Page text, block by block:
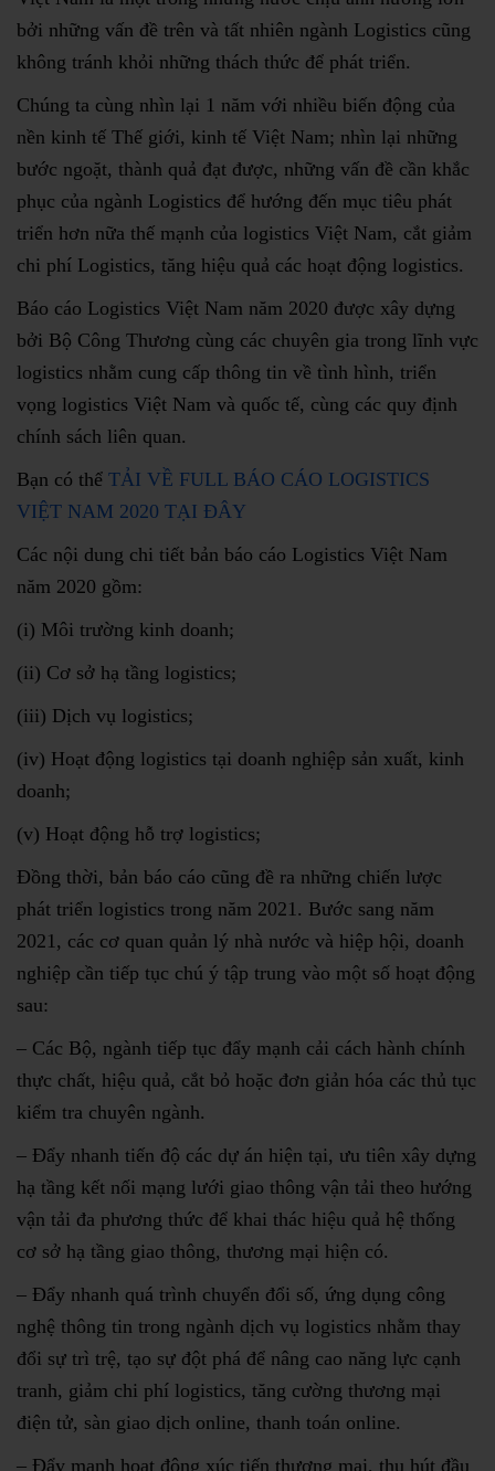
bởi những vấn đề trên và tất nhiên ngành Logistics cũng
không tránh khỏi những thách thức để phát triển.
Chúng ta cùng nhìn lại 1 năm với nhiều biến động của
nền kinh tế Thế giới, kinh tế Việt Nam; nhìn lại những
bước ngoặt, thành quả đạt được, những vấn đề cần khắc
phục của ngành Logistics để hướng đến mục tiêu phát
triển hơn nữa thế mạnh của logistics Việt Nam, cắt giảm
chi phí Logistics, tăng hiệu quả các hoạt động logistics.
Báo cáo Logistics Việt Nam năm 2020 được xây dựng
bởi Bộ Công Thương cùng các chuyên gia trong lĩnh vực
logistics nhằm cung cấp thông tin về tình hình, triển
vọng logistics Việt Nam và quốc tế, cùng các quy định
chính sách liên quan.
Bạn có thể TẢI VỀ FULL BÁO CÁO LOGISTICS
VIỆT NAM 2020 TẠI ĐÂY
Các nội dung chi tiết bản báo cáo Logistics Việt Nam
năm 2020 gồm:
(i) Môi trường kinh doanh;
(ii) Cơ sở hạ tầng logistics;
(iii) Dịch vụ logistics;
(iv) Hoạt động logistics tại doanh nghiệp sản xuất, kinh
doanh;
(v) Hoạt động hỗ trợ logistics;
Đồng thời, bản báo cáo cũng đề ra những chiến lược
phát triển logistics trong năm 2021. Bước sang năm
2021, các cơ quan quản lý nhà nước và hiệp hội, doanh
nghiệp cần tiếp tục chú ý tập trung vào một số hoạt động
sau:
– Các Bộ, ngành tiếp tục đẩy mạnh cải cách hành chính
thực chất, hiệu quả, cắt bỏ hoặc đơn giản hóa các thủ tục
kiểm tra chuyên ngành.
– Đẩy nhanh tiến độ các dự án hiện tại, ưu tiên xây dựng
hạ tầng kết nối mạng lưới giao thông vận tải theo hướng
vận tải đa phương thức để khai thác hiệu quả hệ thống
cơ sở hạ tầng giao thông, thương mại hiện có.
– Đẩy nhanh quá trình chuyển đổi số, ứng dụng công
nghệ thông tin trong ngành dịch vụ logistics nhằm thay
đổi sự trì trệ, tạo sự đột phá để nâng cao năng lực cạnh
tranh, giảm chi phí logistics, tăng cường thương mại
điện tử, sàn giao dịch online, thanh toán online.
– Đẩy mạnh hoạt động xúc tiến thương mại, thu hút đầu